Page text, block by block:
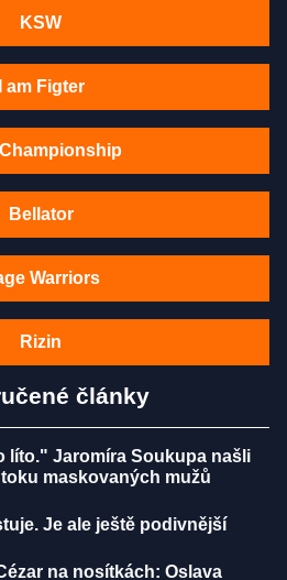
KSW
I am Figter
Bellator
Warriors
Rizin
články
líto." Jaromíra Soukupa našli
maskovaných mužů
Je ale ještě podivnější
na nosítkách: Oslava